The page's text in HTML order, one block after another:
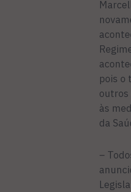
pois o
outros
às
da
–